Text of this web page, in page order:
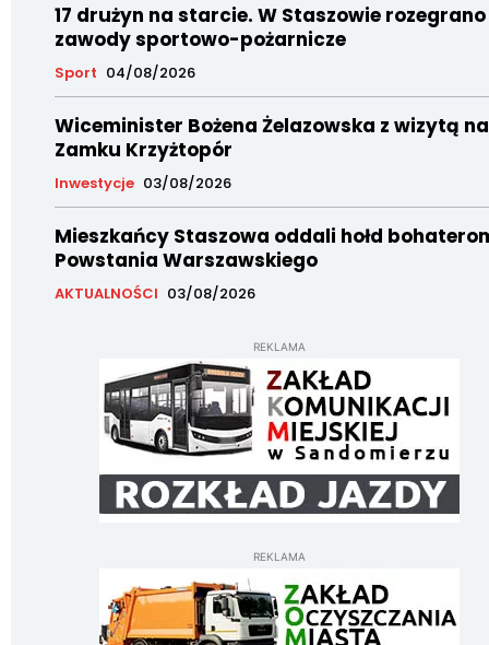
17 drużyn na starcie. W Staszowie rozegrano
zawody sportowo-pożarnicze
Sport 04/08/2026
Wiceminister Bożena Żelazowska z wizytą na
Zamku Krzyżtopór
Inwestycje 03/08/2026
Mieszkańcy Staszowa oddali hołd
Powstania Warszawskiego
AKTUALNOŚCI 03/08/2026
REKLAMA
REKLAMA